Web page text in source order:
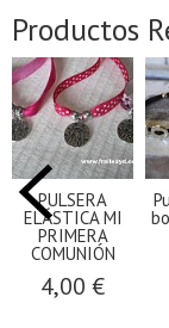
Productos
PULSERA
ELÁSTICA MI
PRIMERA
COMUNIÓN
4,00 €